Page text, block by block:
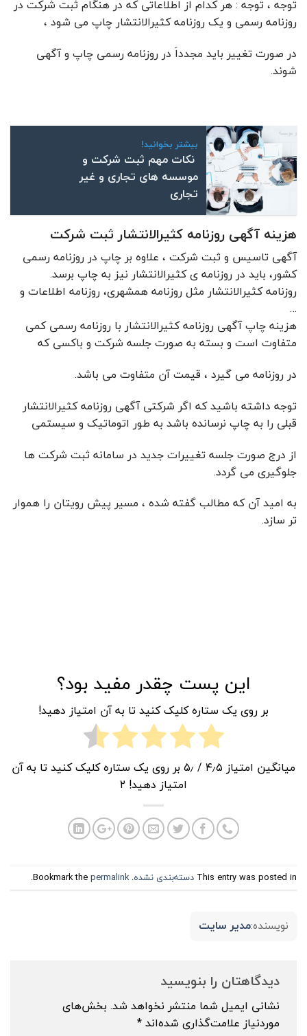
توجه ، توجه : هر کدام از اطلاعاتی که در هنگام ثبت شرکت در
روزنامه رسمی و یک روزنامه کثیرالانتشار چاپ می شود ،
در صورت تغییر باید مجدداَ در روزنامه رسمی چاپ و آگهی
شوند.
بیشتر بخوانید!
نکات مهم ثبت شرکت و
موسسه های تجاری و غیر
تجاری
هزینه آگهی روزنامه کثیرالانتشار ثبت شرکت
آگهی تاسیس و ثبت شرکت ، علاوه بر چاپ در روزنامه رسمی
کشور، باید در روزنامه ی کثیرالانتشار نیز به چاپ برسد.
روزنامه کثیرالانتشار مثل روزنامه همشهری، روزنامه اطلاعات و
…
هزینه چاپ آگهی روزنامه کثیرالانتشار با روزنامه رسمی کمی
متفاوت است و بسته به صورت جلسه شرکت و باکسی که
در روزنامه می گیرد ، قیمت آن متفاوت می باشد.
توجه داشته باشید که اگر شرکتی آگهی روزنامه کثیرالانتشار
قبلی را به چاپ نرسانده باشد به طور اتوماتیک و سیستمی
از درج صورت جلسه تغییرات جدید در سامانه ثبت شرکت ها
جلوگیری می گردد.
به امید آن که مطالب گفته شده ، مسیر پیش رویتان را هموار
تر سازد.
این پست چقدر مفید بود؟
بر روی یک ستاره کلیک کنید تا به آن امتیاز دهید!
میانگین امتیاز ۴٫۵
/ ۵٫ بر روی یک ستاره کلیک کنید تا به آن
امتیاز دهید! ۲
This entry was posted in دسته‌بندی نشده. Bookmark the
permalink
.
نویسنده:مدیر سایت
دیدگاهتان را بنویسید
نشانی ایمیل شما منتشر نخواهد شد. بخش‌های
موردنیاز علامت‌گذاری شده‌اند*